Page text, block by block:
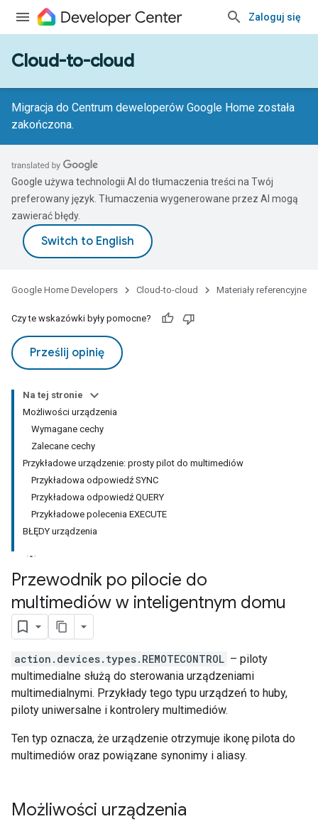
Zaloguj się
Cloud-to-cloud
Migracja do Centrum deweloperów Google Home została
zakończona.
Google używa technologii AI do tłumaczenia treści na Twój
preferowany język. Tłumaczenia wygenerowane przez AI mogą
zawierać błędy.
Google Home Developers Cloud-to-cloud Materiały referencyjne
Czy te wskazówki były pomocne?
Prześlij opinię
Na tej stronie
Możliwości urządzenia
Wymagane cechy
Zalecane cechy
Przykładowe urządzenie: prosty pilot do multimediów
Przykładowa odpowiedź SYNC
Przykładowa odpowiedź QUERY
Przykładowe polecenia EXECUTE
BŁĘDY urządzenia
Przewodnik po pilocie do
multimediów w inteligentnym domu
action.devices.types.REMOTECONTROL – piloty
multimedialne służą do sterowania urządzeniami
multimedialnymi. Przykłady tego typu urządzeń to huby,
piloty uniwersalne i kontrolery multimediów.
Ten typ oznacza, że urządzenie otrzymuje ikonę pilota do
multimediów oraz powiązane synonimy i aliasy.
Możliwości urządzenia